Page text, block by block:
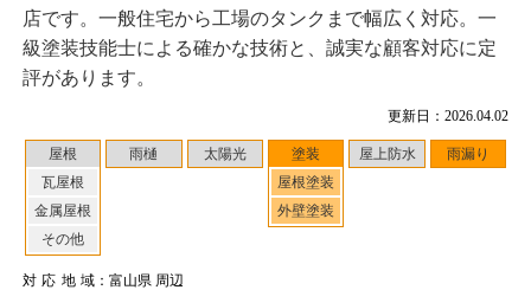
更新日：2026.04.02
屋根
瓦屋根
金属屋根
その他
雨樋 太陽光
塗装
屋根塗装
外壁塗装
屋上防水 雨漏り
対応地域：富山県 周辺
店です。一般住宅から工場のタンクまで幅広く対応。一
級塗装技能士による確かな技術と、誠実な顧客対応に定
評があります。